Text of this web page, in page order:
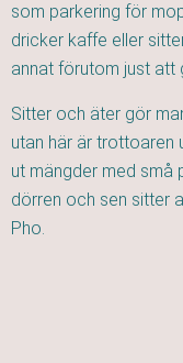
som parkering för
dricker kaffe eller
annat förutom just att
Sitter och äter gör
utan här är trottoaren
ut mängder med små
dörren och sen sitter
Pho.